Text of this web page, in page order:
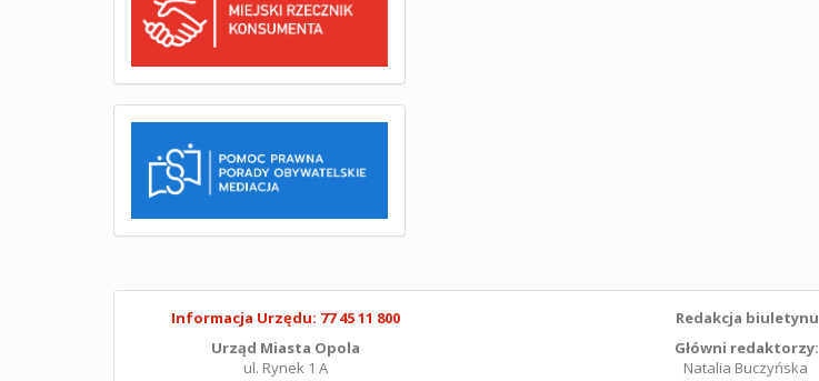
Informacja Urzędu: 77 45 11 800
Urząd Miasta Opola
ul. Rynek 1 A
Redakcja biuletynu
Główni redaktorzy:
Natalia Buczyńska